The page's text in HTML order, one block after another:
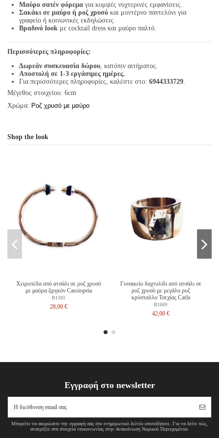
Μαύρο σατέν φόρεμα για κομψές νυχτερινές εμφανίσεις.
Σακάκι σε μαύρο ή ροζ χρυσό και μοντέρνο παντελόνι για
γραφείο ή κοινωνικές εκδηλώσεις.
Βραδινό look με cocktail dress και μαύρο παλτό.
Περισσότερες πληροφορίες:
Δωρεάν συσκευασία δώρου, κατόπιν αιτήματος.
Αποστολή σε 1-3 εργάσιμες ημέρες.
Για περισσότερες πληροφορίες, καλέστε στο: 6944333729.
Μέγεθος στοιχείου: 6cm
Χρώμα: Ροζ χρυσό με μαύρο
Shop the look
Χειροπέδα από ατσάλι σε ροζ χρυσό
με μαύρα ζιργκόν Cassiopeia
B1593
28,00 €
Γυναικείο δαχτυλίδι από ατσάλι σε
ροζ χρυσό με μεγάλο ροζ
κρύσταλλο Τσεχίας Carla
R1669
42,00 €
Εγγραφή στο newsletter
Μπορείτε να ακυρώσετε την εγγραφή σας στο ενημερωτικό δελτίο οποτεδήποτε. Για να δείτε πώς,
ανατρέξτε στα στοιχεία επικοινωνίας στην Ανακοίνωση Νομικού Περιεχομένου.